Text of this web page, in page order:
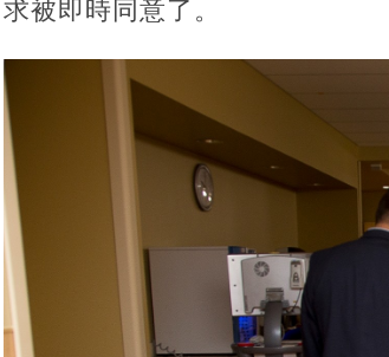
求被即時同意了。